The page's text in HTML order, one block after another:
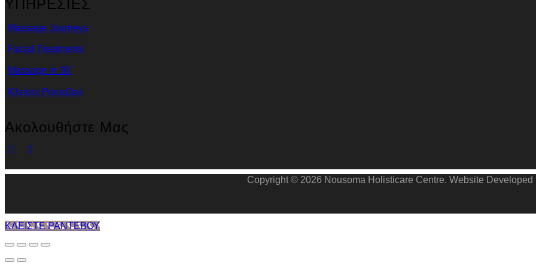
ΥΠΗΡΕΣΙΕΣ
Massage Journeys
Facial Treatments
Massage in 30'
Κλείστε Ραντεβού
Ακολουθήστε Μας
Copyright © 2026 Νοusoma Holisticare Centre. Website
ΚΛΕΙΣΤΕ ΡΑΝΤΕΒΟΥ